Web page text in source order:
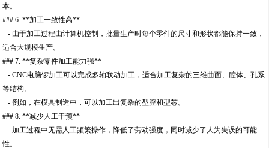
本。
### 6. **加工一致性高**
- 由于加工过程由计算机控制，批量生产时每个零件的尺寸和形状都能保持一致，
适合大规模生产。
### 7. **复杂零件加工能力强**
- CNC电脑锣加工可以完成多轴联动加工，适合加工复杂的三维曲面、腔体、孔系
等结构。
- 例如，在模具制造中，可以加工出复杂的型腔和型芯。
### 8. **减少人工干预**
- 加工过程中无需人工频繁操作，降低了劳动强度，同时减少了人为失误的可能
性。